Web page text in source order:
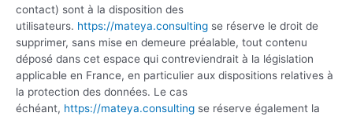
contact) sont à la disposition des
utilisateurs. https://mateya.consulting se réserve le droit de
supprimer, sans mise en demeure préalable, tout contenu
déposé dans cet espace qui contreviendrait à la législation
applicable en France, en particulier aux dispositions relatives à
la protection des données. Le cas
échéant, https://mateya.consulting se réserve également la